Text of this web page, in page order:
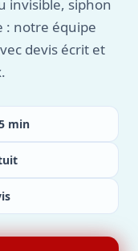
invisible, siphon
: notre équipe
devis écrit et
min